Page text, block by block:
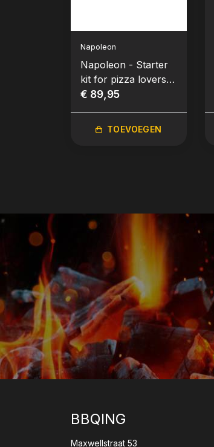
Napoleon
Napoleon - Starter
kit for pizza lovers
4-delig
€ 89,95
TOEVOEGEN
BBQING
Maxwellstraat 53